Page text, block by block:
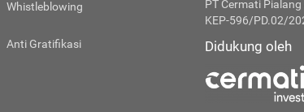
Whistleblowing
Anti Gratifikasi
PT Cermati
KEP-596/PD.02/
Didukung oleh